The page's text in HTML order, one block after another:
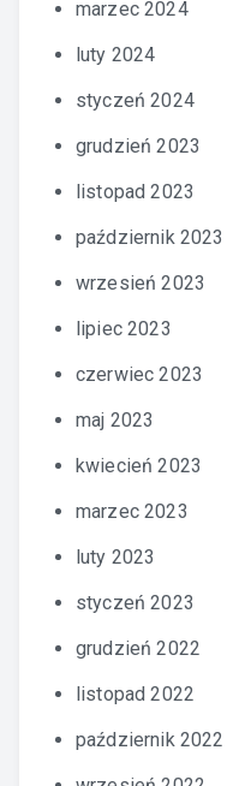
marzec 2024
luty 2024
styczeń 2024
grudzień 2023
listopad 2023
październik 2023
wrzesień 2023
lipiec 2023
czerwiec 2023
maj 2023
kwiecień 2023
marzec 2023
luty 2023
styczeń 2023
grudzień 2022
listopad 2022
październik 2022